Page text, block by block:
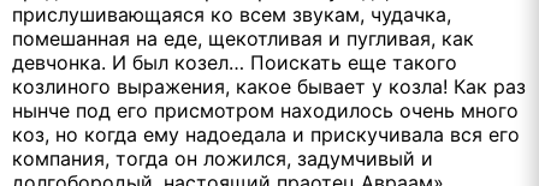
прислушивающаяся ко всем звукам, чудачка,
помешанная на еде, щекотливая и пугливая, как
девчонка. И был козел… Поискать еще такого
козлиного выражения, какое бывает у козла! Как раз
нынче под его присмотром находилось очень много
коз, но когда ему надоедала и прискучивала вся его
компания, тогда он ложился, задумчивый и